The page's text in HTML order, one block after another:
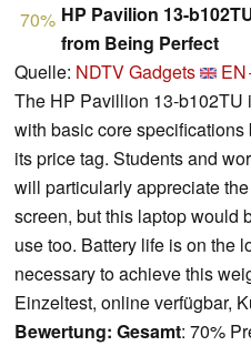
70% HP Pavilion 13-
from Being Perfect
Quelle: NDTV Gadgets
The HP Pavillion 13-b102TU
with basic core
its price tag. Students and
will particularly appreciate
screen, but this laptop would
use too. Battery life is on the
necessary to achieve this
Einzeltest, online verfügbar,
Bewertung: Gesamt: 70%